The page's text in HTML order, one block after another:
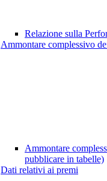
Relazione sulla
Ammontare complessivo
Ammontare
pubblicare in tabelle)
Dati relativi ai premi